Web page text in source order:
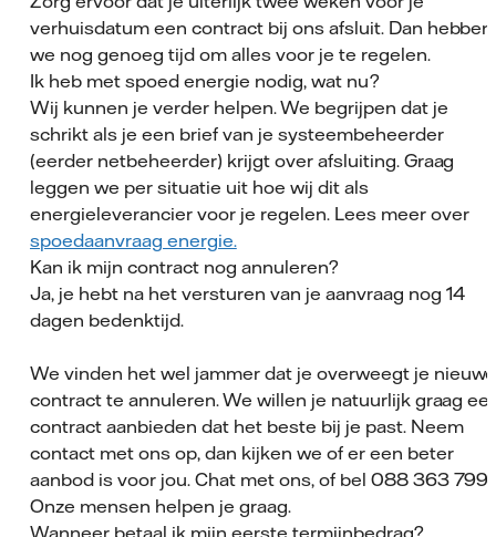
verhuisdatum een contract bij ons afsluit. Dan hebben
we nog genoeg tijd om alles voor je te regelen.
Ik heb met spoed energie nodig, wat nu?
Wij kunnen je verder helpen. We begrijpen dat je
schrikt als je een brief van je systeembeheerder
(eerder netbeheerder) krijgt over afsluiting. Graag
leggen we per situatie uit hoe wij dit als
energieleverancier voor je regelen. Lees meer over
spoedaanvraag energie.
Kan ik mijn contract nog annuleren?
Ja, je hebt na het versturen van je aanvraag nog 14
dagen bedenktijd.
We vinden het wel jammer dat je overweegt je nieuwe
contract te annuleren. We willen je natuurlijk graag
contract aanbieden dat het beste bij je past. Neem
contact met ons op, dan kijken we of er een beter
aanbod is voor jou. Chat met ons, of bel 088 363
Onze mensen helpen je graag.